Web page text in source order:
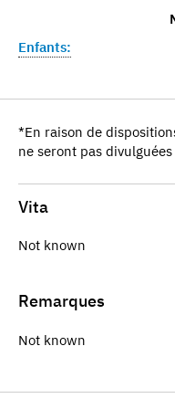
Enfants:
*En raison de
ne seront pas divulguées
Vita
Not known
Remarques
Not known